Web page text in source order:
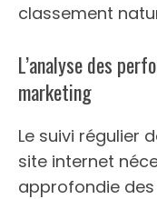
classement
L’analyse des
marketing
Le suivi régulier
site internet
approfondie des